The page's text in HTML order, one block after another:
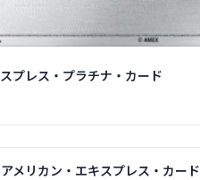
プレス・プラチナ・カード
メリカン・エキスプレス・カード